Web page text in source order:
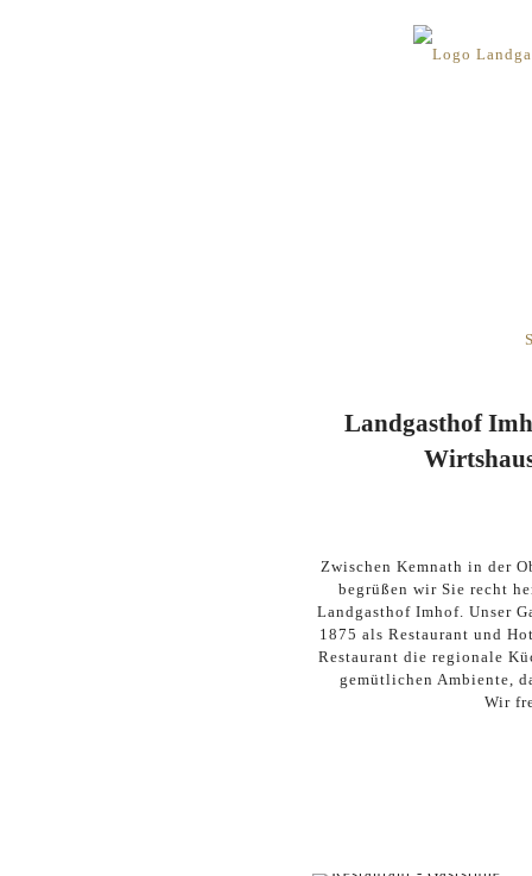
Landgasthof
Zwischen Kemnath in der
begrüßen wir Sie recht
Landgasthof Imhof. Unser
1875 als Restaurant und
Restaurant die regionale
gemütlichen Ambiente,
Wir